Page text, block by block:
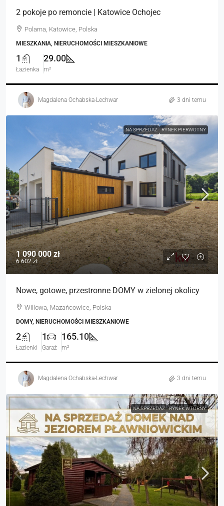
2 pokoje po remoncie | Katowice Ochojec
Polarna, Katowice, Polska
MIESZKANIA, NIERUCHOMOŚCI MIESZKANIOWE
1
Łazienka
29.00
m²
Magdalena Ochabska-Lechwar 3 dni temu
NA SPRZEDAŻ RYNEK PIERWOTNY
1 090 000 zł
6 602 zł
Nowe, gotowe, przestronne DOMY w zielonej okolicy
Willowa, Mazańcowice, Polska
DOMY, NIERUCHOMOŚCI MIESZKANIOWE
2
Łazienki
1
Garaż
165.10
m²
Magdalena Ochabska-Lechwar 3 dni temu
NA SPRZEDAŻ RYNEK WTÓRNY